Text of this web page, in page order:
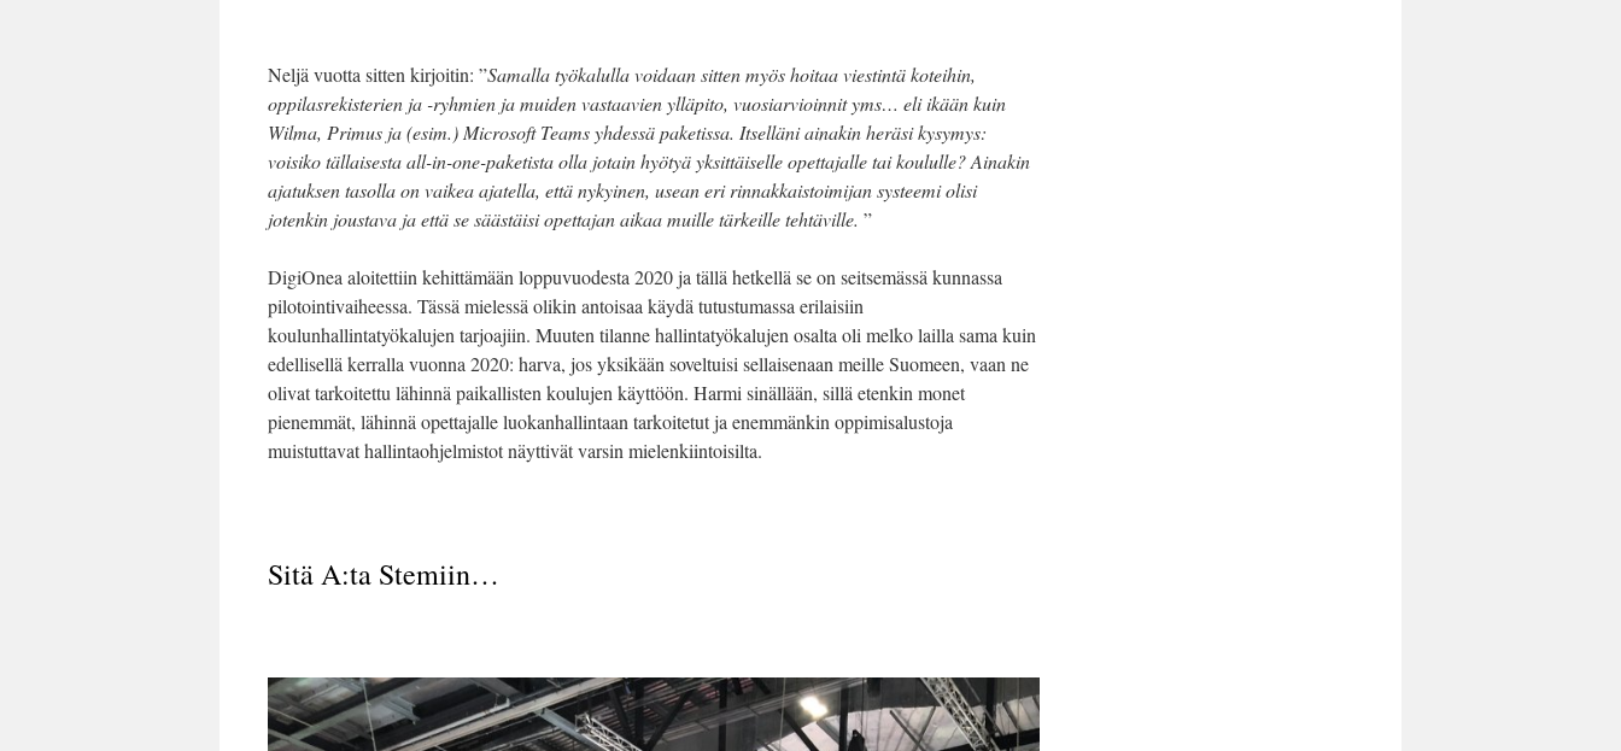
Neljä vuotta sitten kirjoitin: ”Samalla työkalulla voidaan sitten myös hoitaa viestintä koteihin,
oppilasrekisterien ja -ryhmien ja muiden vastaavien ylläpito, vuosiarvioinnit yms… eli ikään kuin
Wilma, Primus ja (esim.) Microsoft Teams yhdessä paketissa. Itselläni ainakin heräsi kysymys:
voisiko tällaisesta all-in-one-paketista olla jotain hyötyä yksittäiselle opettajalle tai koululle? Ainakin
ajatuksen tasolla on vaikea ajatella, että nykyinen, usean eri rinnakkaistoimijan systeemi olisi
jotenkin joustava ja että se säästäisi opettajan aikaa muille tärkeille tehtäville. ”
DigiOnea aloitettiin kehittämään loppuvuodesta 2020 ja tällä hetkellä se on seitsemässä kunnassa
pilotointivaiheessa. Tässä mielessä olikin antoisaa käydä tutustumassa erilaisiin
koulunhallintatyökalujen tarjoajiin. Muuten tilanne hallintatyökalujen osalta oli melko lailla sama kuin
edellisellä kerralla vuonna 2020: harva, jos yksikään soveltuisi sellaisenaan meille Suomeen, vaan ne
olivat tarkoitettu lähinnä paikallisten koulujen käyttöön. Harmi sinällään, sillä etenkin monet
pienemmät, lähinnä opettajalle luokanhallintaan tarkoitetut ja enemmänkin oppimisalustoja
muistuttavat hallintaohjelmistot näyttivät varsin mielenkiintoisilta.
Sitä A:ta Stemiin…